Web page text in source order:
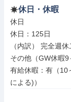
休日・休暇
休日
休日：125日
（内訳） 完全週
その他（GW休暇9
有給休暇：有（10
による)）